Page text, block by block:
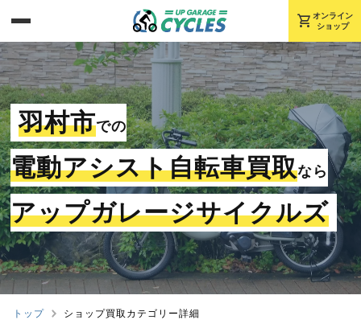
shopping_cart オンライン
ショップ
羽村市での
電動アシスト自転車買取なら
アップガレージサイクルズ
トップ ショップ買取カテゴリー詳細